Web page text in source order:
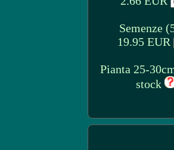
Semenze
19.95 EUR
Pianta 25-
stock